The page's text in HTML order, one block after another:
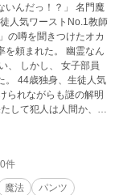
っ！？」 名門魔
人気ワーストNo.1教師
の噂を聞きつけたオカ
を頼まれた。 幽霊なん
、 しかし、 女子部員
気
られながらも謎の解明
。
件
魔法
パンツ